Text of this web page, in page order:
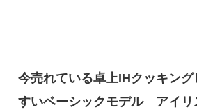
今売れている卓上IHクッキン
すいベーシックモデル アイリ